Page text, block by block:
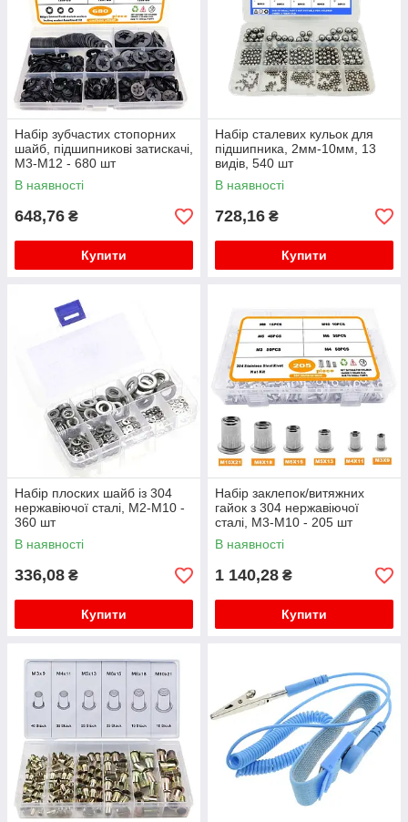
Набір зубчастих стопорних
шайб, підшипникові затискачі,
M3-M12 - 680 шт
В наявності
648,76 ₴
Купити
Набір сталевих кульок для
підшипника, 2мм-10мм, 13
видів, 540 шт
В наявності
728,16 ₴
Купити
Набір плоских шайб із 304
нержавіючої сталі, M2-M10 -
360 шт
В наявності
336,08 ₴
Купити
Набір заклепок/витяжних
гайок з 304 нержавіючої
сталі, M3-M10 - 205 шт
В наявності
1 140,28 ₴
Купити